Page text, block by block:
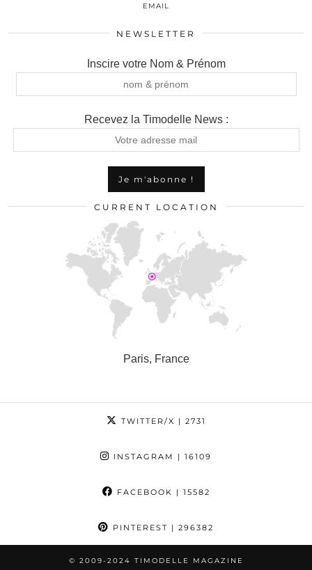
EMAIL
NEWSLETTER
Inscire votre Nom & Prénom
Recevez la Timodelle News :
CURRENT LOCATION
Paris, France
TWITTER/X | 2731
INSTAGRAM | 16109
FACEBOOK | 15582
PINTEREST | 296382
© 2009-2024 TIMODELLE MAGAZINE